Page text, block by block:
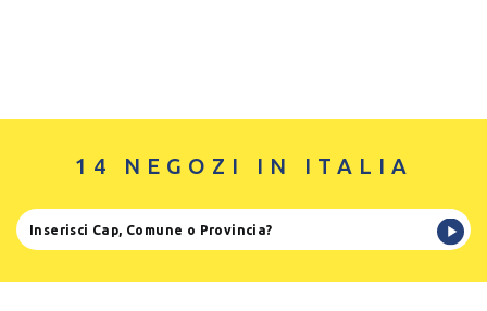
14 NEGOZI IN ITALIA